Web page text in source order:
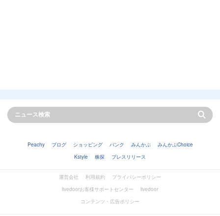
Peachy ブログ ショッピング バンク みんかぶ
みんかぶChoice
Kstyle
株探 プレスリリース
運営会社 利用規約
プライバシーポリシー
livedoorお客様サポートセンター
livedoor
コンテンツ・広告ポリシー